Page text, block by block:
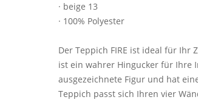
· beige 13
· 100% Polyester
Der Teppich FIRE ist ideal für Ihr
ist ein wahrer Hingucker für Ihre
ausgezeichnete Figur und hat
Teppich passt sich Ihren vier